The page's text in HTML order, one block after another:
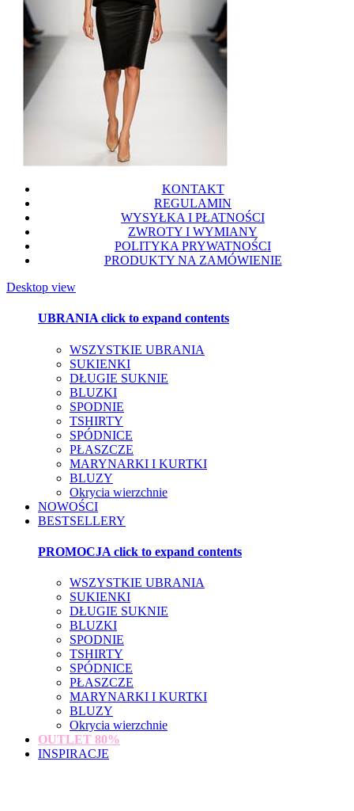
KONTAKT
REGULAMIN
WYSYŁKA I PŁATNOŚCI
ZWROTY I WYMIANY
POLITYKA PRYWATNOŚCI
PRODUKTY NA ZAMÓWIENIE
Desktop view
UBRANIAclick to expand contents
WSZYSTKIE UBRANIA
SUKIENKI
DŁUGIE SUKNIE
BLUZKI
SPODNIE
TSHIRTY
SPÓDNICE
PŁASZCZE
MARYNARKI I KURTKI
BLUZY
Okrycia wierzchnie
NOWOŚCI
BESTSELLERY
PROMOCJA click to expand contents
WSZYSTKIE UBRANIA
SUKIENKI
DŁUGIE SUKNIE
BLUZKI
SPODNIE
TSHIRTY
SPÓDNICE
PŁASZCZE
MARYNARKI I KURTKI
BLUZY
Okrycia wierzchnie
OUTLET 80%
INSPIRACJE